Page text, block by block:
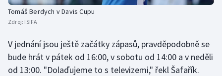
Stolní tenis
Triatlon
Veslování
Tomáš Berdych v Davis Cupu
Zdroj: ISIFA
V jednání jsou ještě začátky zápasů, pravděpodobně se
bude hrát v pátek od 16:00, v sobotu od 14:00 a v neděli
od 13:00. "Dolaďujeme to s televizemi," řekl Šafařík.